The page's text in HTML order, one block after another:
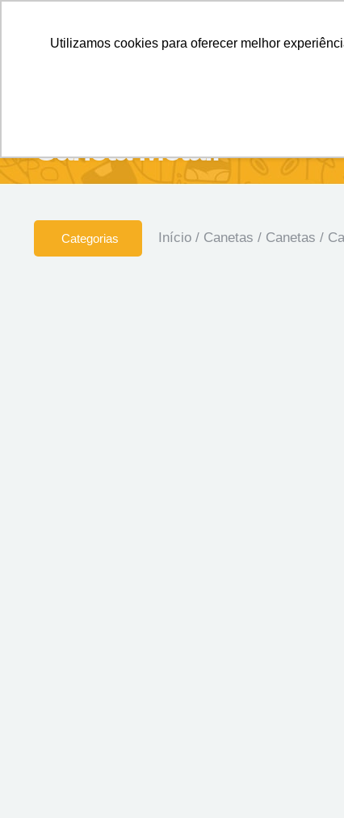
Utilizamos cookies para oferecer melhor
Caneta Metal.
Categorias Início/ Canetas / Canetas /